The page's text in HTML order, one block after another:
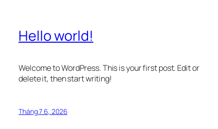
Hello world!
Welcome to WordPress. This is your first post. Edit or
delete it, then start writing!
Tháng 7 6, 2026